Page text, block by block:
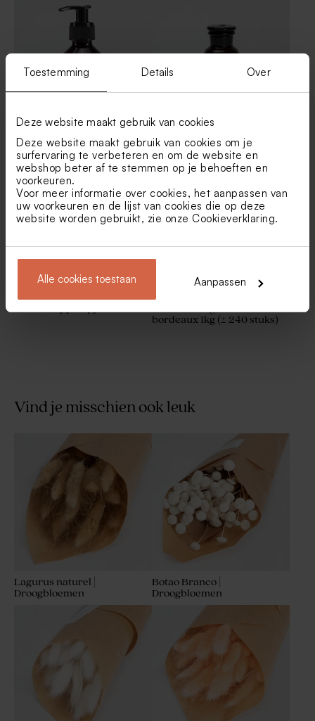
Toestemming Details Over
Deze website maakt gebruik van cookies
Deze website maakt gebruik van cookies om je
surfervaring te verbeteren en om de website en
webshop beter af te stemmen op je behoeften en
voorkeuren.
Voor meer informatie over cookies, het aanpassen van
uw voorkeuren en de lijst van cookies die op deze
website worden gebruikt, zie onze Cookieverklaring.
Alle cookies toestaan Aanpassen
namen en ringen in
goudfolie (4,4 cm)
natuurpapierlook
Colorblocking label met
namen en quote
en streepjes
Zeeppompje bruin
apothekersflesje
Bruine apothekersflesjes
bordeaux 1kg (± 240 stuks)
Vind je misschien ook leuk
Lagurus naturel |
Droogbloemen
Botao Branco |
Droogbloemen